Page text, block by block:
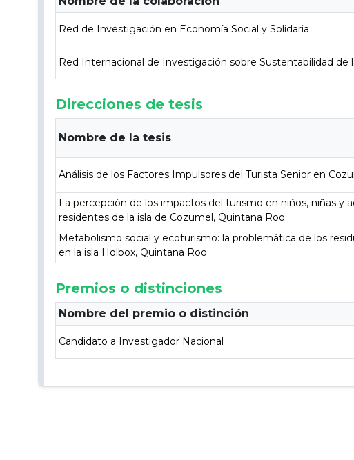
Red de Investigación en Economía Social y Solidaria
Red Internacional de Investigación sobre Sustentabilidad de
Direcciones de tesis
Nombre de la tesis
Análisis de los Factores Impulsores del Turista Senior en
La percepción de los impactos del turismo en niños, niñas y
residentes de la isla de Cozumel, Quintana Roo
Metabolismo social y ecoturismo: la problemática de los
en la isla Holbox, Quintana Roo
Premios o distinciones
Nombre del premio o distinción
Candidato a Investigador Nacional